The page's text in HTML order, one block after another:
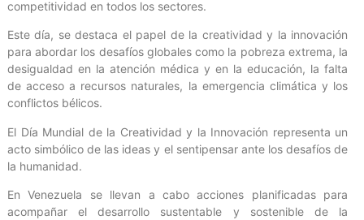
competitividad en todos los sectores.
Este día, se destaca el papel de la creatividad y la innovación
para abordar los desafíos globales como la pobreza extrema, la
desigualdad en la atención médica y en la educación, la falta
de acceso a recursos naturales, la emergencia climática y los
conflictos bélicos.
El Día Mundial de la Creatividad y la Innovación representa un
acto simbólico de las ideas y el sentipensar ante los desafíos de
la humanidad.
En Venezuela se llevan a cabo acciones planificadas para
acompañar el desarrollo sustentable y sostenible de la